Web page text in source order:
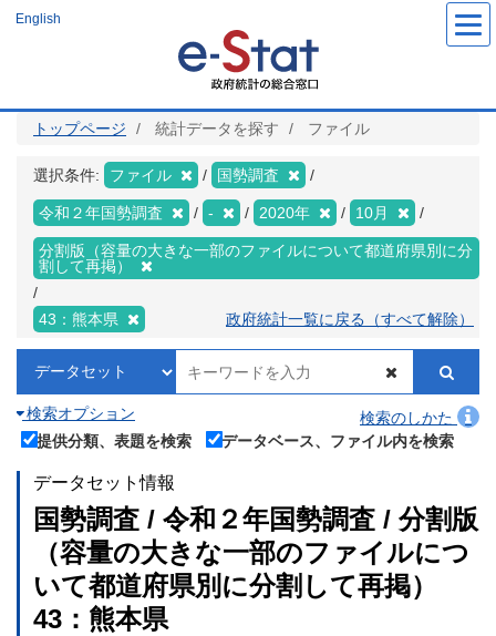
ツ
English
トップページ 統計データを探す ファイル
選択条件: ファイル 国勢調査
令和２年国勢調査 - 2020年 10月
分割版（容量の大きな一部のファイルについて都道府県別に分
割して再掲）
43：熊本県 政府統計一覧に戻る（すべて解除）
検索オプション
検索のしかた
提供分類、表題を検索
データベース、ファイル内を検索
データセット情報
国勢調査 / 令和２年国勢調査 / 分割版
（容量の大きな一部のファイルにつ
いて都道府県別に分割して再掲）
43：熊本県